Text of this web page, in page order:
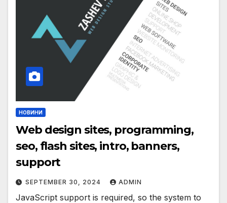
НОВИНИ
Web design sites, programming,
seo, flash sites, intro, banners,
support
SEPTEMBER 30, 2024 ADMIN
JavaScript support is required, so the system to